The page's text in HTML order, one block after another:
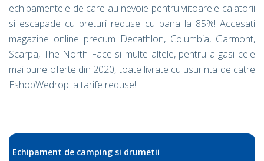
echipamentele de care au nevoie pentru viitoarele calatorii
si escapade cu preturi reduse cu pana la 85%! Accesati
magazine online precum Decathlon, Columbia, Garmont,
Scarpa, The North Face si multe altele, pentru a gasi cele
mai bune oferte din 2020, toate livrate cu usurinta de catre
EshopWedrop la tarife reduse!
Echipament de camping si drumetii